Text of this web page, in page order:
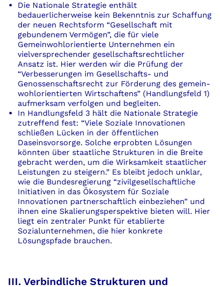
Die Nationale Strategie enthält
bedauerlicherweise kein Bekenntnis zur Schaffung
der neuen Rechtsform “Gesellschaft mit
gebundenem Vermögen”, die für viele
Gemeinwohlorientierte Unternehmen ein
vielversprechender gesellschaftsrechtlicher
Ansatz ist. Hier werden wir die Prüfung der
“Verbesserungen im Gesellschafts- und
Genossenschaftsrecht zur Förderung des gemein­
wohlorientierten Wirtschaftens” (Handlungsfeld 1)
aufmerksam verfolgen und begleiten.
In Handlungsfeld 3 hält die Nationale Strategie
zutreffend fest: “Viele Soziale Innovationen
schließen Lücken in der öffentlichen
Daseinsvorsorge. Solche erprobten Lösungen
könnten über staatliche Strukturen in die Breite
gebracht werden, um die Wirksamkeit staatlicher
Leistungen zu steigern.” Es bleibt jedoch unklar,
wie die Bundesregierung “zivilgesell­schaftliche
Initiativen in das Ökosystem für Soziale
Innovationen partnerschaftlich einbe­ziehen” und
ihnen eine Skalierungsperspektive bieten will. Hier
liegt ein zentraler Punkt für etablierte
Sozialunternehmen, die hier konkrete
Lösungspfade brauchen.
III. Verbindliche Strukturen und